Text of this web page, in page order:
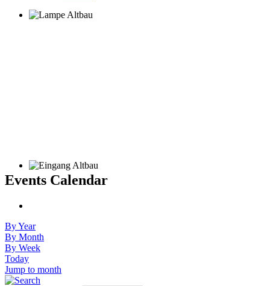
Events Calendar
By Year
By Month
By Week
Today
Jump to month